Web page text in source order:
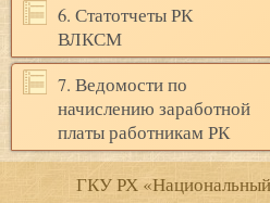
6. Статотчеты РК
ВЛКСМ
7. Ведомости по
начислению заработной
платы работникам РК
ГКУ РХ